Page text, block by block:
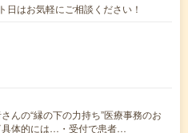
はお気軽にご相談ください！
んの“縁の下の力持ち”医療事務のお
体的には…・受付で患者…